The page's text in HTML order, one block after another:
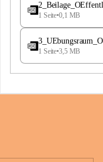
e
a
1 Seite•0,1 MB
1 Seite•3,5 MB